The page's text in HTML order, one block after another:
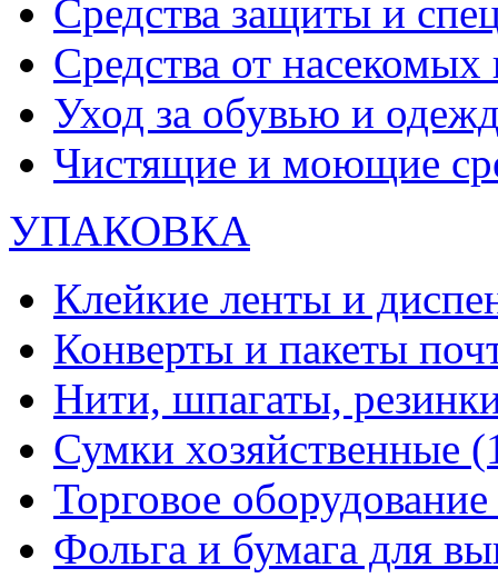
Средства защиты и
Средства от
Уход за обувью и
Чистящие и моющие
УПАКОВКА
Клейкие ленты и
Конверты и пакеты
Нити, шпагаты,
Сумки хозяйственные
Торговое оборудование
Фольга и бумага для